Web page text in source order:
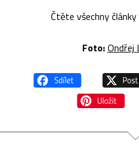
Čtěte všechny
Foto:Ondřej